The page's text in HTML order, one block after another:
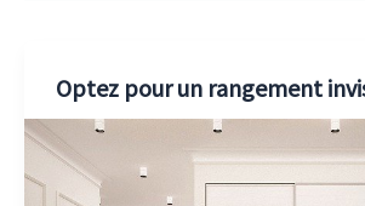
Optez pour un rangement